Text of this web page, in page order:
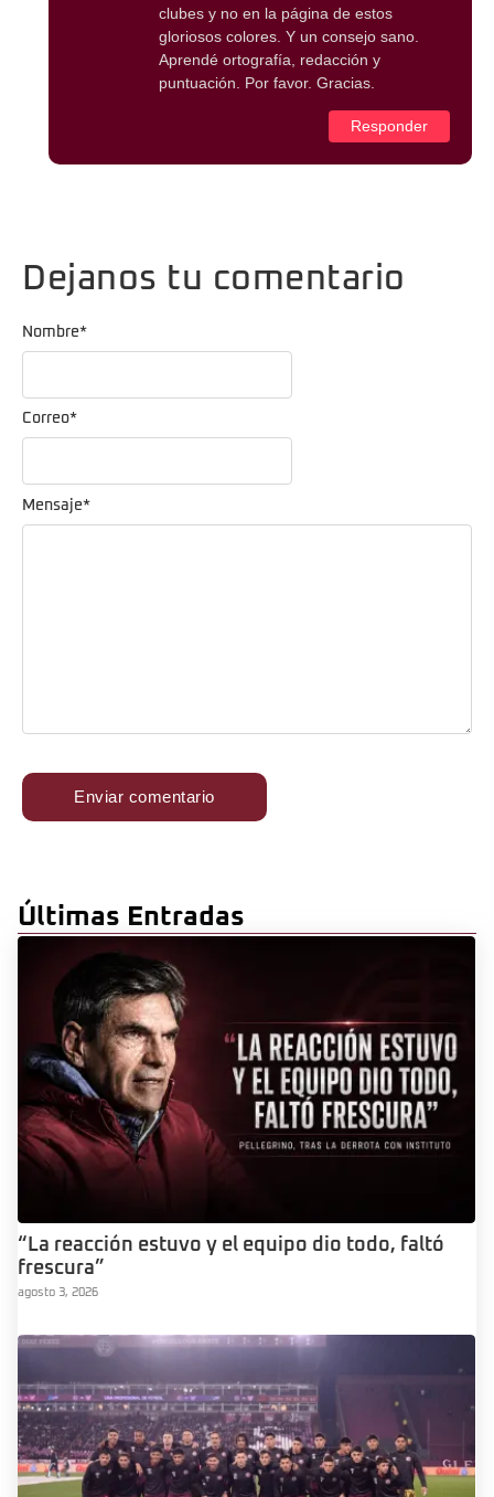
clubes y no en la página de estos
gloriosos colores. Y un consejo sano.
Aprendé ortografía, redacción y
puntuación. Por favor. Gracias.
Responder
Dejanos tu comentario
Mensaje*
Nombre*
Correo*
Últimas Entradas
“La reacción estuvo y el equipo dio todo, faltó
frescura”
agosto 3, 2026